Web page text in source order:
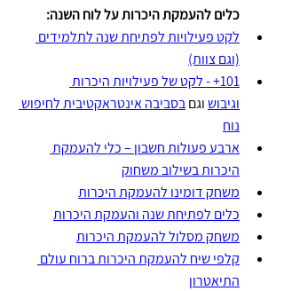
כלים להעמקת היכרות על לוח השנה:
לקט פעילויות לפתיחת שנה לתלמידים
(וגם צוות)
101+ - לקט של פעילויות היכרות
וגיבוש וגם בסביבה אינטראקטיבית לחיפוש
נוח
ארבע פעולות חשבון – כלי להעמקת
היכרות בשילוב משחוק
משחק דומינו להעמקת היכרות
כלים לפתיחת שנה והעמקת היכרות
משחק מסלול להעמקת היכרות
קלפי שיח להעמקת היכרות ברוח עולם
התיאטרון